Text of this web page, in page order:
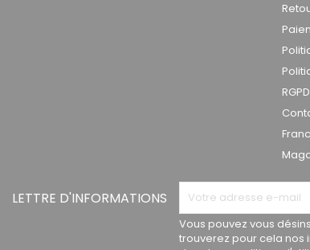
RGPD
LETTRE D'INFORMATIONS
Vous pouvez vous
trouverez pour cela nos